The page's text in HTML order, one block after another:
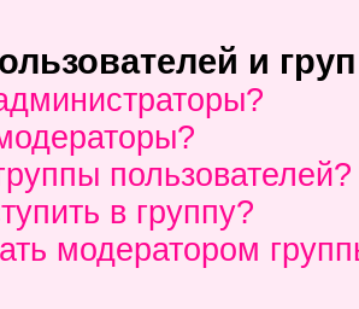
и
пользователей?
в группу?
модератором